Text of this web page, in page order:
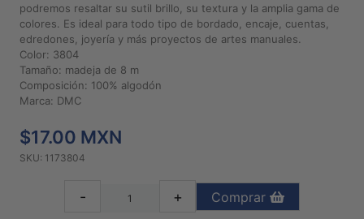
Políticas
Compra
Diseños
podremos resaltar su sutil brillo, su textura y la amplia gama de
colores. Es ideal para todo tipo de bordado, encaje, cuentas,
edredones, joyería y más proyectos de artes manuales.
Color: 3804
Tamaño: madeja de 8 m
Composición: 100% algodón
Marca: DMC
$17.00 MXN
SKU: 1173804
- + Comprar